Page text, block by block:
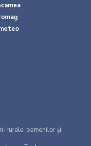
rurale, oamenilor și